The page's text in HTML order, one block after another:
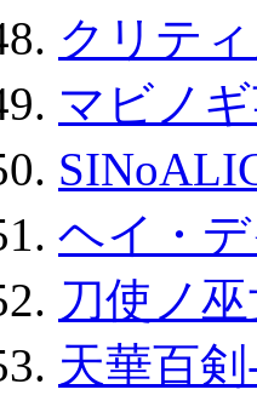
クリテ
マビノ
ヘイ・
刀使ノ
天華百